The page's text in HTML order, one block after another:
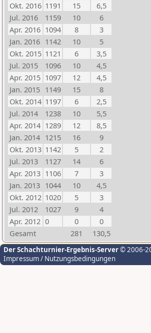
Okt. 2016 1191 15
6,5
Jul. 2016
1159 10
6
Apr. 2016 1094 8
3
Jan. 2016 1142 10
5
Okt. 2015 1121 6
3,5
Jul. 2015
1096 10
4,5
Apr. 2015 1097 12
4,5
Jan. 2015 1149 15
8
Okt. 2014 1197 6
2,5
Jul. 2014
1238 10
5,5
Apr. 2014 1289 12
8,5
Jan. 2014 1215 16
9
Okt. 2013 1142 5
2
Jul. 2013
1127 14
6
Apr. 2013 1106 7
3
Jan. 2013 1044 10
4,5
Okt. 2012 1020 5
3
Jul. 2012
1027 9
4
Apr. 2012 0 0
0
Gesamt
281 130,5
Der Schachturnier-Ergebnis-Server© 2006-
Impressum / Nutzungsbedingungen